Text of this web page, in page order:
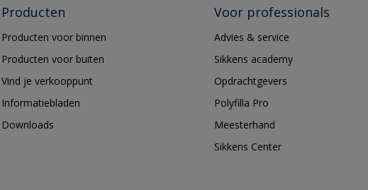
Producten
Producten voor binnen
Producten voor buiten
Vind je verkooppunt
Informatiebladen
Downloads
Voor professionals
Advies & service
Sikkens academy
Opdrachtgevers
Polyfilla Pro
Meesterhand
Sikkens Center